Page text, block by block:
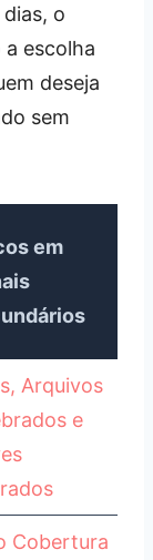
o
escolha
deseja
sem
em
Arquivos
e
Cobertura